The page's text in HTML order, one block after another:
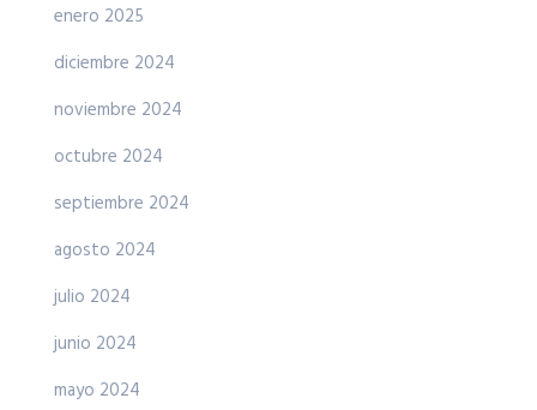
enero 2025
diciembre 2024
noviembre 2024
octubre 2024
septiembre 2024
agosto 2024
julio 2024
junio 2024
mayo 2024